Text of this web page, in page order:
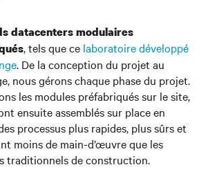
datacenters modulaires
, tels que ce laboratoire développé
. De la conception du projet au
nous gérons chaque phase du projet.
les modules préfabriqués sur le site,
ensuite assemblés sur place en
processus plus rapides, plus sûrs et
moins de main-d’œuvre que les
traditionnels de construction.